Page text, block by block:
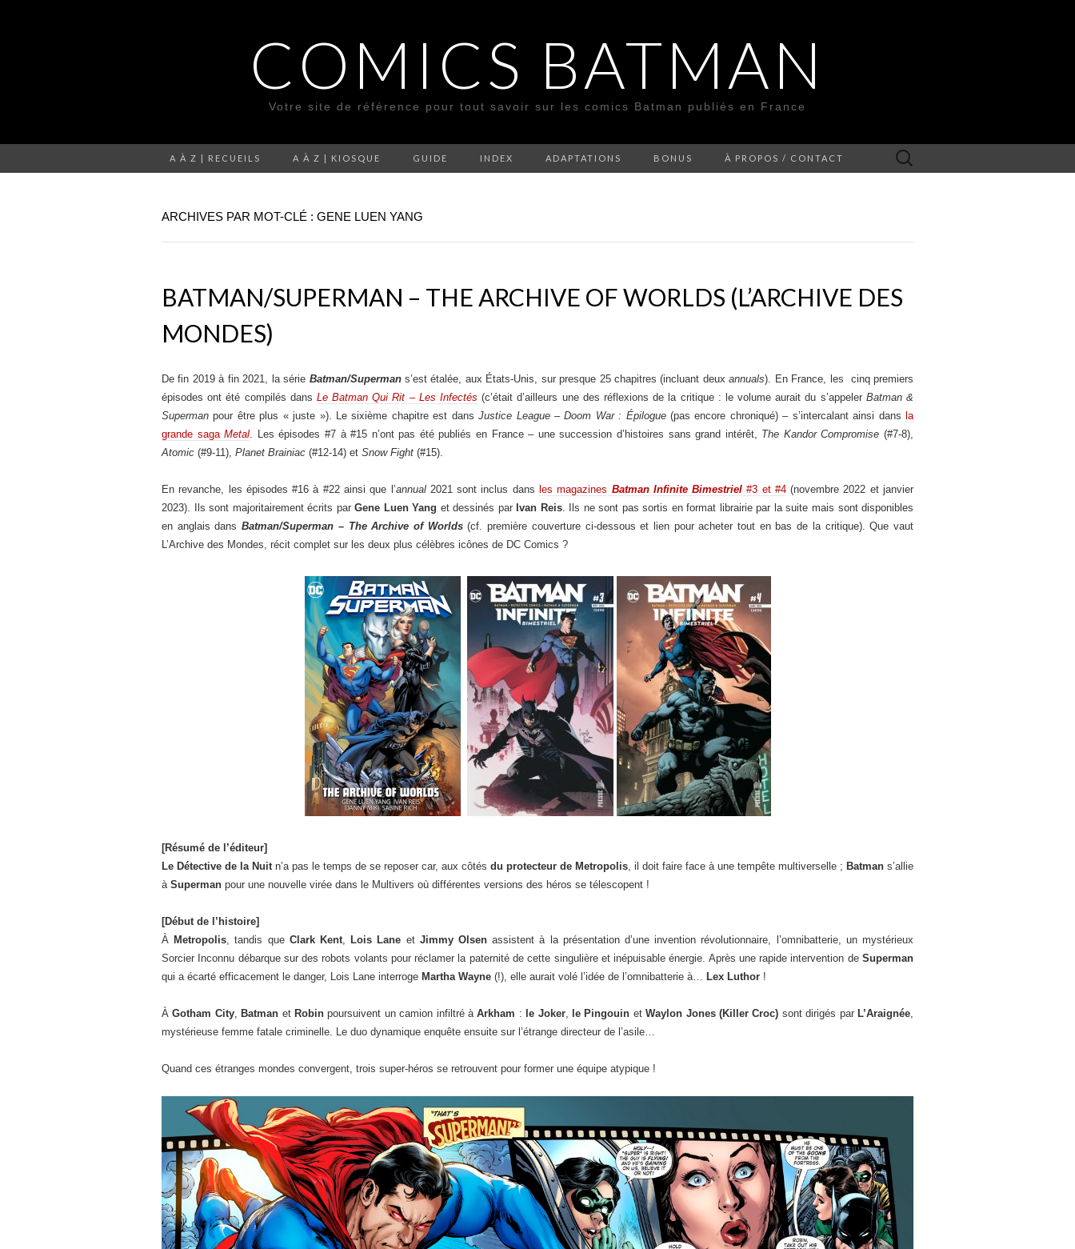
COMICS BATMAN
Votre site de référence pour tout savoir sur les comics Batman publiés en France
A À Z | RECUEILS A À Z | KIOSQUE GUIDE INDEX ADAPTATIONS BONUS À PROPOS / CONTACT Rechercher :
ARCHIVES PAR MOT-CLÉ : GENE LUEN YANG
BATMAN/SUPERMAN – THE ARCHIVE OF WORLDS (L’ARCHIVE DES
MONDES)
De fin 2019 à fin 2021, la série Batman/Supermans’est étalée, aux États-Unis, sur presque 25 chapitres (incluant deuxannuals). En France, les cinq premiers
épisodes ont été compilés dans Le Batman Qui Rit – Les Infectés (c’était d’ailleurs une des réflexions de la critique : le volume aurait du s’appeler Batman &
Superman pour être plus « juste »). Le sixième chapitre est dansJustice League – Doom War : Épilogue(pas encore chroniqué) – s’intercalant ainsi dans la
grande sagaMetal. Les épisodes #7 à #15 n’ont pas été publiés en France – une succession d’histoires sans grand intérêt, The Kandor Compromise (#7-8),
Atomic (#9-11), Planet Brainiac (#12-14) et Snow Fight (#15).
En revanche, les épisodes #16 à #22 ainsi que l’annual2021 sont inclus dans les magazines Batman Infinite Bimestriel #3 et #4(novembre 2022 et janvier
2023). Ils sont majoritairement écrits parGene Luen Yang et dessinés par Ivan Reis. Ils ne sont pas sortis en format librairie par la suite mais sont disponibles
en anglais dansBatman/Superman – The Archive of Worlds(cf. première couverture ci-dessous et lien pour acheter tout en bas de la critique). Que vaut
L’Archive des Mondes, récit complet sur les deux plus célèbres icônes de DC Comics ?
[Résumé de l’éditeur]
Le Détective de la Nuitn’a pas le temps de se reposer car, aux côtés du protecteur de Metropolis, il doit faire face à une tempête multiverselle ; Batman s’allie
à Superman pour une nouvelle virée dans le Multivers où différentes versions des héros se télescopent !
[Début de l’histoire]
À Metropolis, tandis que Clark Kent, Lois Lane et Jimmy Olsen assistent à la présentation d’une invention révolutionnaire, l’omnibatterie, un mystérieux
Sorcier Inconnu débarque sur des robots volants pour réclamer la paternité de cette singulière et inépuisable énergie. Après une rapide intervention de Superman
qui a écarté efficacement le danger, Lois Lane interroge Martha Wayne (!), elle aurait volé l’idée de l’omnibatterie à… Lex Luthor !
ÀGotham City, Batman et Robin poursuivent un camion infiltré àArkham : le Joker, le Pingouin etWaylon Jones (Killer Croc) sont dirigés par L’Araignée,
mystérieuse femme fatale criminelle. Le duo dynamique enquête ensuite sur l’étrange directeur de l’asile…
Quand ces étranges mondes convergent, trois super-héros se retrouvent pour former une équipe atypique !